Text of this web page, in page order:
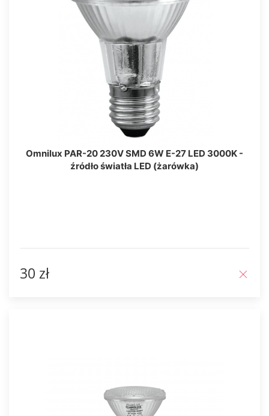
Omnilux PAR-20 230V SMD 6W E-27 LED 3000K -
źródło światła LED (żarówka)
30 zł